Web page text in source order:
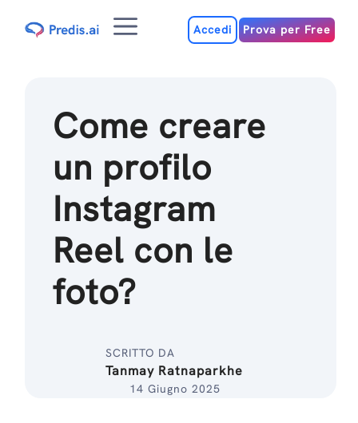
MenuAccedi Prova per Free
Come creare
un profilo
Instagram
Reel con le
foto?
SCRITTO DA
Tanmay Ratnaparkhe
14 Giugno 2025